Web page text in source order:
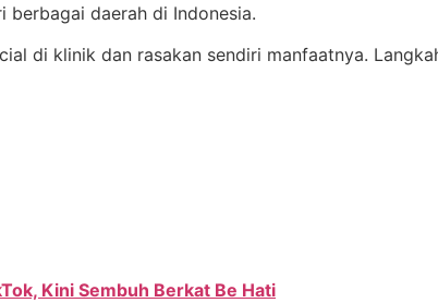
berbagai daerah di Indonesia.
di klinik dan rasakan sendiri manfaatnya.
Kini Sembuh Berkat Be Hati